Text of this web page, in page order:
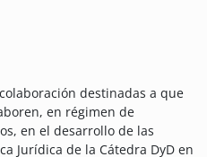
destinadas a que
en régimen de
en el desarrollo de las
Jurídica de la Cátedra DyD en